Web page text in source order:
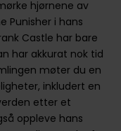
hjørnene av
Punisher i hans
Castle har bare
har akkurat nok tid
møter du en
inkludert en
etter et
oppleve hans